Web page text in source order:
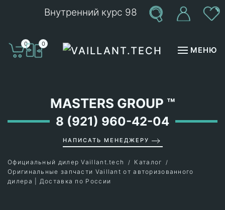
Внутренний курс 98
0 0
МЕНЮ
MASTERS GROUP ™
8 (921) 960-42-04
НАПИСАТЬ МЕНЕДЖЕРУ
Официальный дилер Vaillant.tech
Каталог
Оригинальные запчасти Vaillant от авторизованного
дилера | Доставка по России